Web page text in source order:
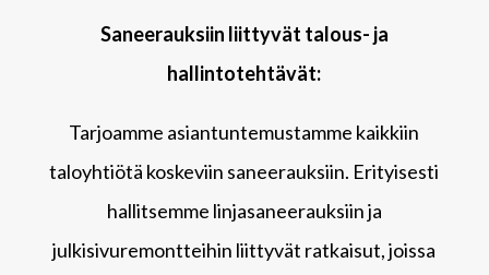
Saneerauksiin liittyvät talous- ja
hallintotehtävät:
Tarjoamme asiantuntemustamme kaikkiin
taloyhtiötä koskeviin saneerauksiin. Erityisesti
hallitsemme linjasaneerauksiin ja
julkisivuremontteihin liittyvät ratkaisut, joissa